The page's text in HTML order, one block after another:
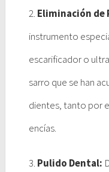
2. Eliminación de
instrumento
escarificador o
sarro que se han
dientes, tanto por
encías.
3. Pulido Dental: